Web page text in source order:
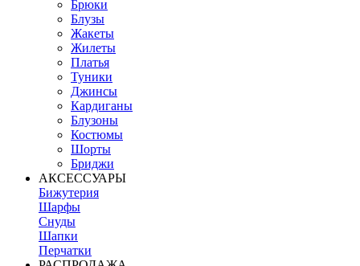
Брюки
Блузы
Жакеты
Жилеты
Платья
Туники
Джинсы
Кардиганы
Блузоны
Костюмы
Шорты
Бриджи
АКСЕССУАРЫ
Бижутерия
Шарфы
Снуды
Шапки
Перчатки